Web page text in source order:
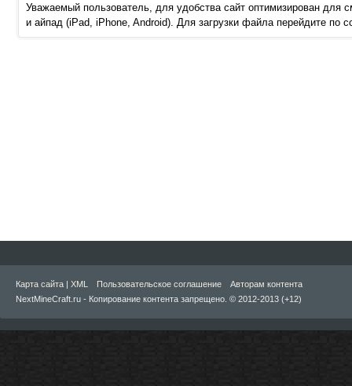
Уважаемый пользователь, для удобства сайт оптимизирован для
и айпад (iPad, iPhone, Android). Для загрузки файла перейдите по
Карта сайта | XML Пользовательское соглашение
Авторам контента
NextMineCraft.ru - Копирование контента запрещено. © 2012-2013 (+12)